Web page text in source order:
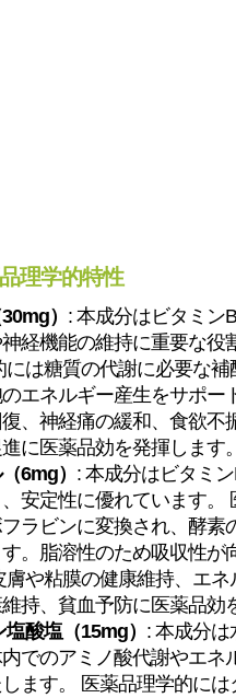
理学的特性
） : 本成分はビタミン
経機能の維持に重要な役
は糖質の代謝に必要な補
エネルギー産生をサポー
、神経痛の緩和、食欲不
に医薬品効を発揮します。
6mg） : 本成分はビタミ
安定性に優れています。
ラビンに変換され、酵素
。脂溶性のため吸収性が
や粘膜の健康維持、エネ
持、貧血予防に医薬品効
酸塩（15mg） : 本成分は
でのアミノ酸代謝やエネ
ます。 医薬品理学的には